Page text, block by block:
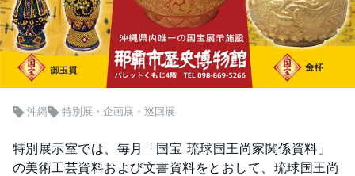
沖縄 特別展・企画展・巡回展
特別展示室では、毎月「国宝 琉球国王尚家関係資料」
の美術工芸資料および文書資料をとおして、琉球国王尚